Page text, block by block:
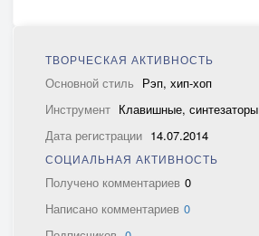
ТВОРЧЕСКАЯ АКТИВНОСТЬ
Основной стиль Рэп, хип-хоп
Инструмент Клавишные, синтезаторы
Дата регистрации 14.07.2014
СОЦИАЛЬНАЯ АКТИВНОСТЬ
Получено комментариев 0
Написано комментариев 0